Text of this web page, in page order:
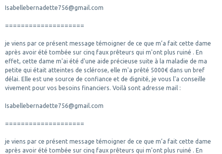
Isabellebernadette756@gmail.com
====================
je viens par ce présent message témoigner de ce que m’a fait cette dame
après avoir été tombée sur cinq faux prêteurs qui m'ont plus ruiné . En
effet, cette dame m'ai été d'une aide précieuse suite à la maladie de ma
petite qui était atteintes de sclérose, elle m'a prêté 5000€ dans un bref
délai. Elle est une source de confiance et de dignité, je vous l'a conseille
vivement pour vos besoins financiers. Voilà sont adresse mail :
Isabellebernadette756@gmail.com
====================
je viens par ce présent message témoigner de ce que m’a fait cette dame
après avoir été tombée sur cinq faux prêteurs qui m'ont plus ruiné . En